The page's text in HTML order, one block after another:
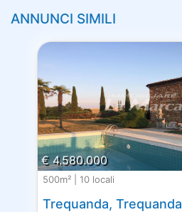
ANNUNCI SIMILI
€ 4.580.000
500m² | 10 locali
Trequanda, Trequanda